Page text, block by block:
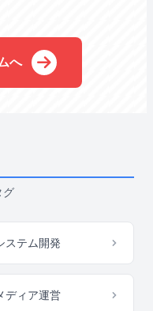
へ
グ
ステム開発
ディア運営